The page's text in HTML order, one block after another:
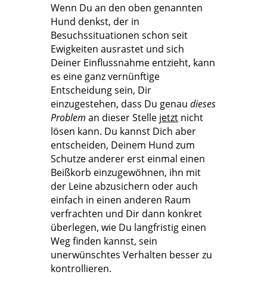
Wenn Du an den oben genannten
Hund denkst, der in
Besuchssituationen schon seit
Ewigkeiten ausrastet und sich
Deiner Einflussnahme entzieht, kann
es eine ganz vernünftige
Entscheidung sein, Dir
einzugestehen, dass Du genaudieses
Problem an dieser Stelle jetzt nicht
lösen kann. Du kannst Dich aber
entscheiden, Deinem Hund zum
Schutze anderer erst einmal einen
Beißkorb einzugewöhnen, ihn mit
der Leine abzusichern oder auch
einfach in einen anderen Raum
verfrachten und Dir dann konkret
überlegen, wie Du langfristig einen
Weg finden kannst, sein
unerwünschtes Verhalten besser zu
kontrollieren.